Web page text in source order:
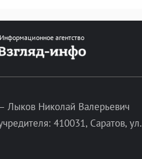
Информационное агентство
Лыков Николай Валерьевич
410031, Саратов, ул.